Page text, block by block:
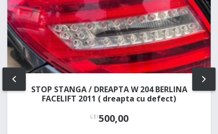
STOP STANGA / DREAPTA W 204 BERLINA
FACELIFT 2011 ( dreapta cu defect)
LEI500,00
PREV